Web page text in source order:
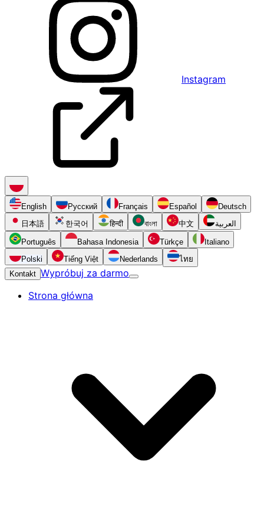
Instagram
English Русский Français Español
Deutsch
日本語
한국어 हिन्दी বাংলা 中文 العربية
Português Bahasa Indonesia Türkçe
Italiano
Polski
Tiếng Việt Nederlands
ไทย
Kontakt Wypróbuj za darmo
Strona główna